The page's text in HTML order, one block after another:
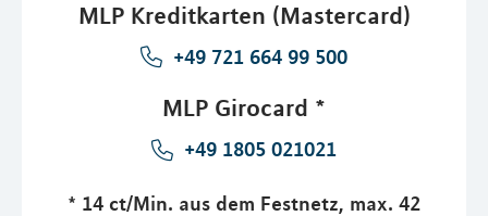
MLP Kreditkarten (Mastercard)
+49 721 664 99 500
MLP Girocard *
+49 1805 021021
* 14 ct/Min. aus dem Festnetz, max. 42